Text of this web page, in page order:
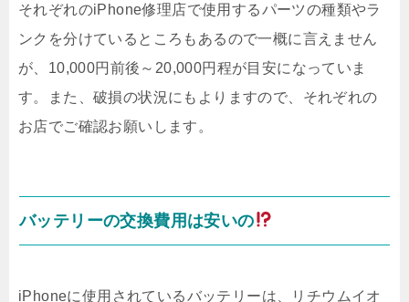
それぞれのiPhone修理店で使用するパーツの種類やラ
ンクを分けているところもあるので一概に言えません
が、10,000円前後～20,000円程が目安になっていま
す。また、破損の状況にもよりますので、それぞれの
お店でご確認お願いします。
バッテリーの交換費用は安いの
iPhoneに使用されているバッテリーは、リチウムイオ